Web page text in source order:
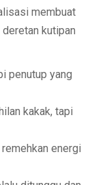
membuat
kutipan
penutup yang
kakak, tapi
energi